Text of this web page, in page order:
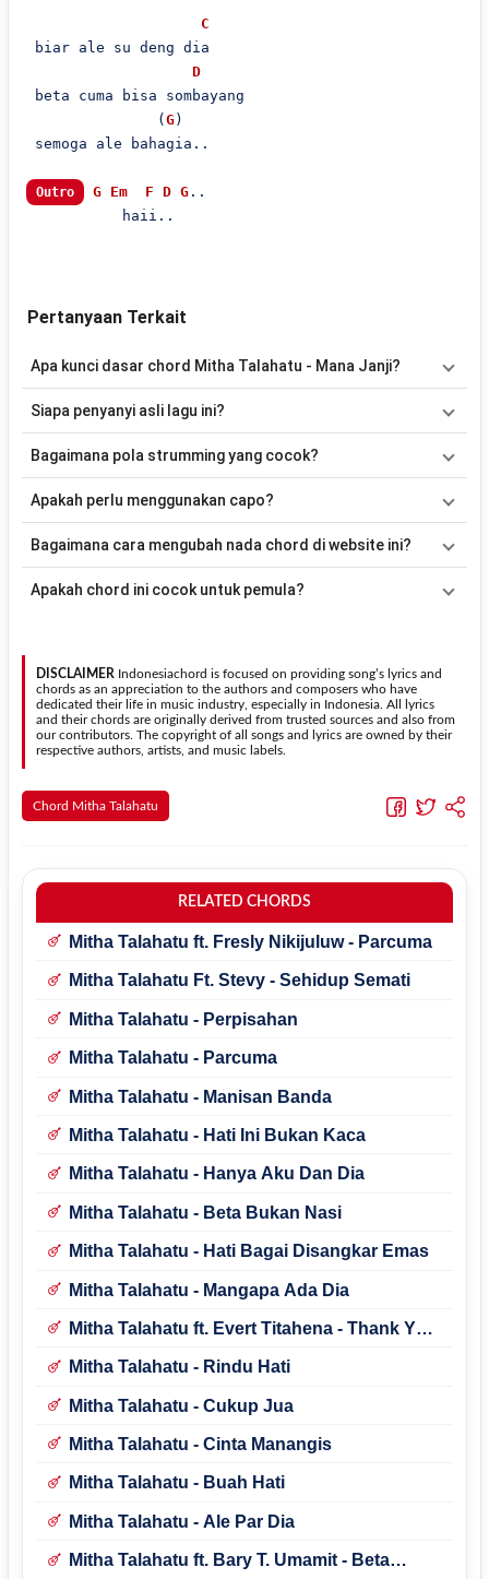
C
biar ale su deng dia
D
beta cuma bisa sombayang
               (
G)
semoga ale bahagia..
Outro G Em F D G..
           haii..
Pertanyaan Terkait
Apa kunci dasar chord Mitha Talahatu - Mana Janji?
Versi chord ini telah disederhanakan sehingga lebih mudah
memainkan lagu ini.
Siapa penyanyi asli lagu ini?
Talahatu. Pada halaman ini tersedia versi chord gitar yang lebih
Bagaimana pola strumming yang cocok?
acuan, kamu dapat menggunakan pola
laguMana Janji.
Apakah perlu menggunakan capo?
kunci dasarG. Jika ingin mengikuti nada asli penyanyi, kamu dapat
kebutuhan.
Bagaimana cara mengubah nada chord di website ini?
Transpose (bawah)untuk menurunkan nada. Seluruh chord akan
Apakah chord ini cocok untuk pemula?
pemula tanpa menghilangkan struktur dasar lagu.
DISCLAIMER Indonesiachord is focused on providing song’s lyrics and
chords as an appreciation to the authors and composers who have
dedicated their life in music industry, especially in Indonesia. All lyrics
and their chords are originally derived from trusted sources and also from
our contributors. The copyright of all songs and lyrics are owned by their
respective authors, artists, and music labels.
Chord Mitha Talahatu
RELATED CHORDS
Mitha Talahatu ft. Fresly Nikijuluw - Parcuma
Mitha Talahatu Ft. Stevy - Sehidup Semati
Mitha Talahatu - Perpisahan
Mitha Talahatu - Parcuma
Mitha Talahatu - Manisan Banda
Mitha Talahatu - Hati Ini Bukan Kaca
Mitha Talahatu - Hanya Aku Dan Dia
Mitha Talahatu - Beta Bukan Nasi
Mitha Talahatu - Hati Bagai Disangkar Emas
Mitha Talahatu - Mangapa Ada Dia
Mitha Talahatu ft. Evert Titahena - Thank You
Mitha Talahatu - Rindu Hati
Mitha Talahatu - Cukup Jua
Mitha Talahatu - Cinta Manangis
Mitha Talahatu - Buah Hati
Mitha Talahatu - Ale Par Dia
Mitha Talahatu ft. Bary T. Umamit - Beta